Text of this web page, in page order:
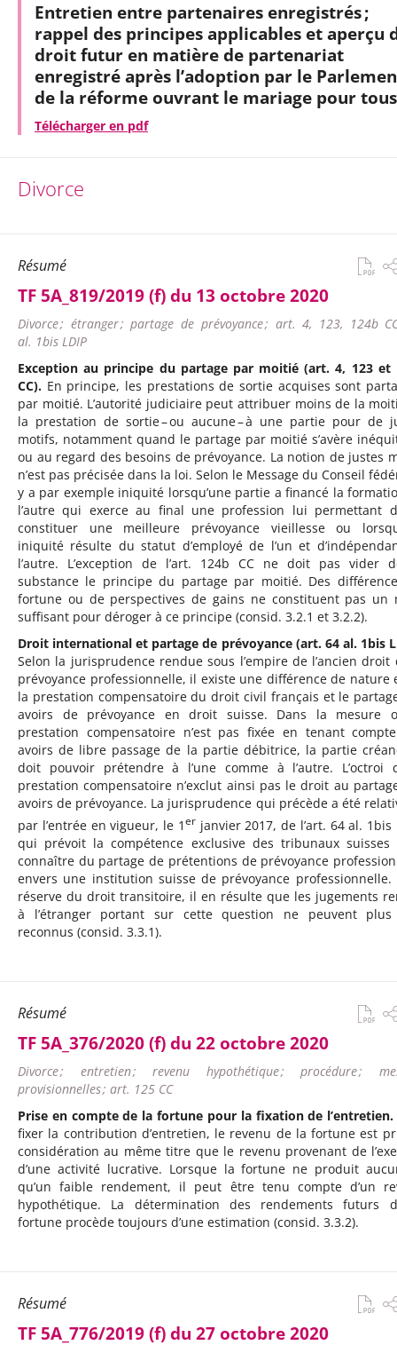
Entretien entre partenaires enregistrés ;
rappel des principes applicables et aperçu
droit futur en matière de partenariat
enregistré après l’adoption par le
de la réforme ouvrant le mariage pour tous
Télécharger en pdf
Divorce
Résumé
TF 5A_819/2019 (f) du 13 octobre 2020
Divorce ; étranger ; partage de prévoyance ; art. 4, 123, 124b
al. 1bis LDIP
Exception au principe du partage par moitié (art. 4, 123 et
CC). En principe, les prestations de sortie acquises sont
par moitié. L’autorité judiciaire peut attribuer moins de la
la prestation de sortie – ou aucune – à une partie pour de
motifs, notamment quand le partage par moitié s’avère
ou au regard des besoins de prévoyance. La notion de justes
n’est pas précisée dans la loi. Selon le Message du Conseil
y a par exemple iniquité lorsqu’une partie a financé la
l’autre qui exerce au final une profession lui permettant
constituer une meilleure prévoyance vieillesse ou
iniquité résulte du statut d’employé de l’un et
l’autre. L’exception de l’art. 124b CC ne doit pas vider
substance le principe du partage par moitié. Des
fortune ou de perspectives de gains ne constituent pas un
suffisant pour déroger à ce principe (consid. 3.2.1 et 3.2.2).
Droit international et partage de prévoyance (art. 64 al. 1bis
Selon la jurisprudence rendue sous l’empire de l’ancien droit
prévoyance professionnelle, il existe une différence de nature
la prestation compensatoire du droit civil français et le
avoirs de prévoyance en droit suisse. Dans la mesure
prestation compensatoire n’est pas fixée en tenant
avoirs de libre passage de la partie débitrice, la partie
doit pouvoir prétendre à l’une comme à l’autre. L’octroi
prestation compensatoire n’exclut ainsi pas le droit au
avoirs de prévoyance. La jurisprudence qui précède a été
par l’entrée en vigueur, le 1 erjanvier 2017, de l’art. 64 al. 1bis
qui prévoit la compétence exclusive des tribunaux suisses
connaître du partage de prétentions de prévoyance
envers une institution suisse de prévoyance professionnelle.
réserve du droit transitoire, il en résulte que les jugements
à l’étranger portant sur cette question ne peuvent
reconnus (consid. 3.3.1).
Résumé
TF 5A_376/2020 (f) du 22 octobre 2020
Divorce ; entretien ; revenu hypothétique ; procédure ;
provisionnelles ; art. 125 CC
Prise en compte de la fortune pour la fixation de l’entretien.
fixer la contribution d’entretien, le revenu de la fortune est
considération au même titre que le revenu provenant de
d’une activité lucrative. Lorsque la fortune ne produit
qu’un faible rendement, il peut être tenu compte d’un
hypothétique. La détermination des rendements futurs
fortune procède toujours d’une estimation (consid. 3.3.2).
Résumé
TF 5A_776/2019 (f) du 27 octobre 2020